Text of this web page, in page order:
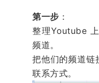
第一步 ：
整理Youtube
频道。
把他们的频道链
联系方式。